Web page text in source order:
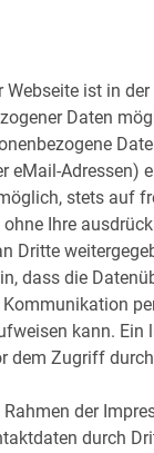
Webseite ist in der
Daten
eMail-Adressen)
stets auf
ohne Ihre
Dritte
dass die
Kommunikation
kann. Ein
dem Zugriff
der
durch